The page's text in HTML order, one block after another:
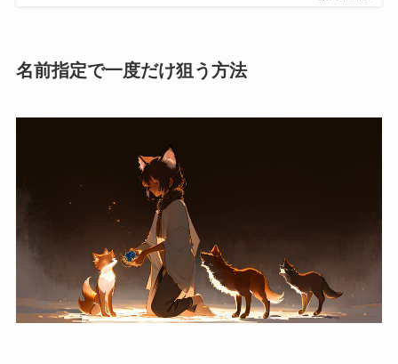
名前指定で一度だけ狙う方法